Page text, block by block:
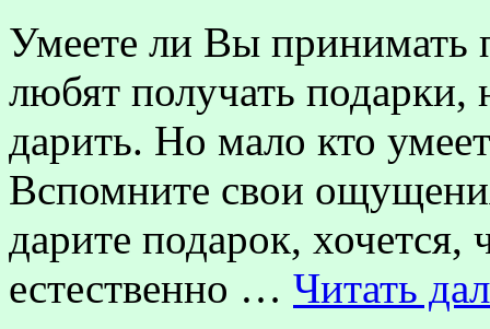
Умеете ли Вы принимать
любят получать
дарить. Но мало кто
Вспомните свои
дарите подарок, хочется,
естественно … Читать